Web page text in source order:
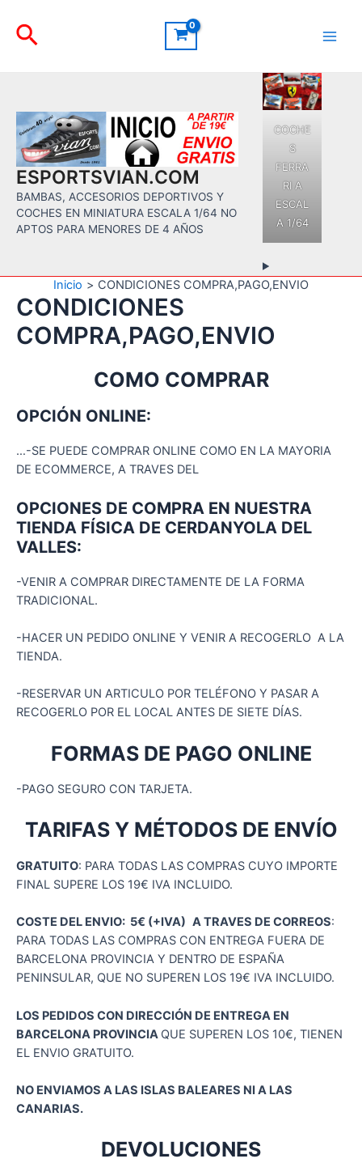
contenido
Buscar
ESPORTSVIAN.COM
BAMBAS, ACCESORIOS DEPORTIVOS Y
COCHES EN MINIATURA ESCALA 1/64 NO
APTOS PARA MENORES DE 4 AÑOS
COCHE
S
FERRA
RI A
ESCAL
A 1/64
Inicio CONDICIONES COMPRA,PAGO,ENVIO
CONDICIONES
COMPRA,PAGO,ENVIO
COMO COMPRAR
OPCIÓN ONLINE:
…-SE PUEDE COMPRAR ONLINE COMO EN LA MAYORIA
DE ECOMMERCE, A TRAVES DEL
OPCIONES DE COMPRA EN NUESTRA
TIENDA FÍSICA DE CERDANYOLA DEL
VALLES:
-VENIR A COMPRAR DIRECTAMENTE DE LA FORMA
TRADICIONAL.
-HACER UN PEDIDO ONLINE Y VENIR A RECOGERLO A LA
TIENDA.
-RESERVAR UN ARTICULO POR TELÉFONO Y PASAR A
RECOGERLO POR EL LOCAL ANTES DE SIETE DÍAS.
FORMAS DE PAGO ONLINE
-PAGO SEGURO CON TARJETA.
TARIFAS Y MÉTODOS DE ENVÍO
GRATUITO: PARA TODAS LAS COMPRAS CUYO IMPORTE
FINAL SUPERE LOS 19€ IVA INCLUIDO.
COSTE DEL ENVIO: 5€ (+IVA) A TRAVES DE CORREOS:
PARA TODAS LAS COMPRAS CON ENTREGA FUERA DE
BARCELONA PROVINCIA Y DENTRO DE ESPAÑA
PENINSULAR, QUE NO SUPEREN LOS 19€ IVA INCLUIDO.
LOS PEDIDOS CON DIRECCIÓN DE ENTREGA EN
BARCELONA PROVINCIA QUE SUPEREN LOS 10€, TIENEN
EL ENVIO GRATUITO.
NO ENVIAMOS A LAS ISLAS BALEARES NI A LAS
CANARIAS.
DEVOLUCIONES